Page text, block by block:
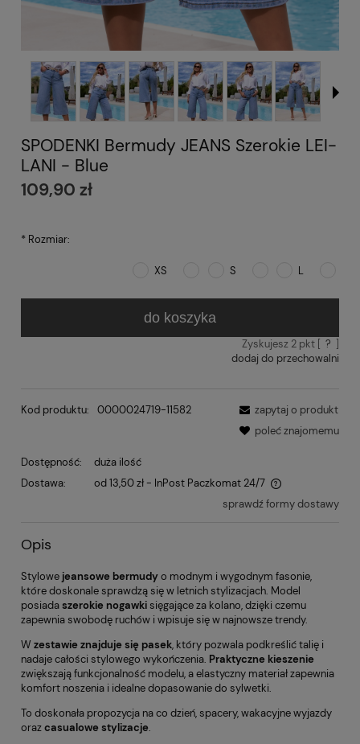
SPODENKI Bermudy JEANS Szerokie LEI-
LANI - Blue
109,90 zł
* Rozmiar:
XS S L
do koszyka
Zyskujesz 2 pkt [ ? ]
dodaj do przechowalni
Kod produktu: 0000024719-11582
zapytaj o produkt
poleć znajomemu
Dostępność:
duża ilość
Dostawa:
od 13,50 zł - InPost Paczkomat 24/7
sprawdź formy dostawy
Opis
Stylowe jeansowe bermudyo modnym i wygodnym fasonie,
które doskonale sprawdzą się w letnich stylizacjach. Model
posiadaszerokie nogawkisięgające za kolano, dzięki czemu
zapewnia swobodę ruchów i wpisuje się w najnowsze trendy.
W zestawie znajduje się pasek, który pozwala podkreślić talię i
nadaje całości stylowego wykończenia. Praktyczne kieszenie
zwiększają funkcjonalność modelu, a elastyczny materiał zapewnia
komfort noszenia i idealne dopasowanie do sylwetki.
To doskonała propozycja na co dzień, spacery, wakacyjne wyjazdy
orazcasualowe stylizacje.